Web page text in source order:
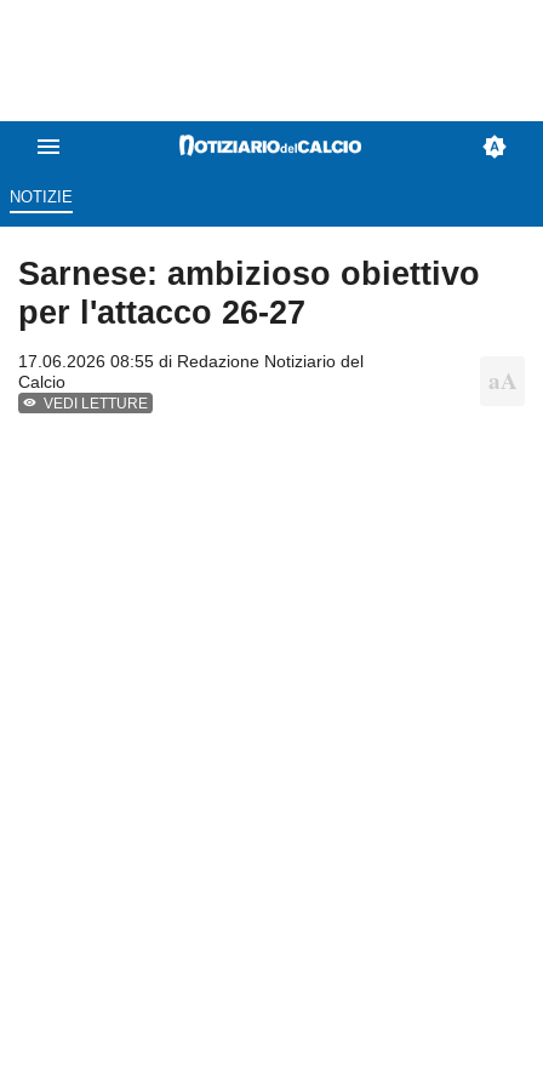
NOTIZIE
Sarnese: ambizioso obiettivo
per l'attacco 26-27
17.06.2026 08:55 di Redazione Notiziario del
Calcio
VEDI LETTURE